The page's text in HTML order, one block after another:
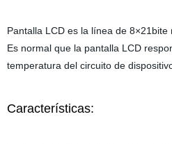
Pantalla LCD es la línea de 8×21bite
Es normal que la pantalla LCD
temperatura del circuito de
Características: